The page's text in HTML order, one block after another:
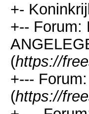
+-
+-- Forum:
(https://
+---
(https://